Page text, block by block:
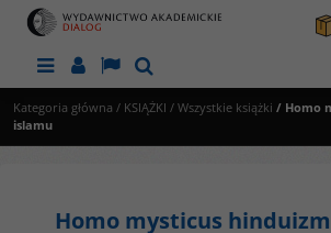
MenuPanelLangSzukaj
Kategoria główna / KSIĄŻKI / Wszystkie książki / Homo
islamu
Homo mysticus